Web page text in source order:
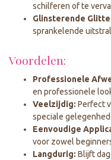
schilferen of te
Glinsterende
sprankelende
Voordelen:
Professionele
en professionele
Veelzijdig: Perfect
speciale
Eenvoudige
voor zowel
Langdurig: Blijft